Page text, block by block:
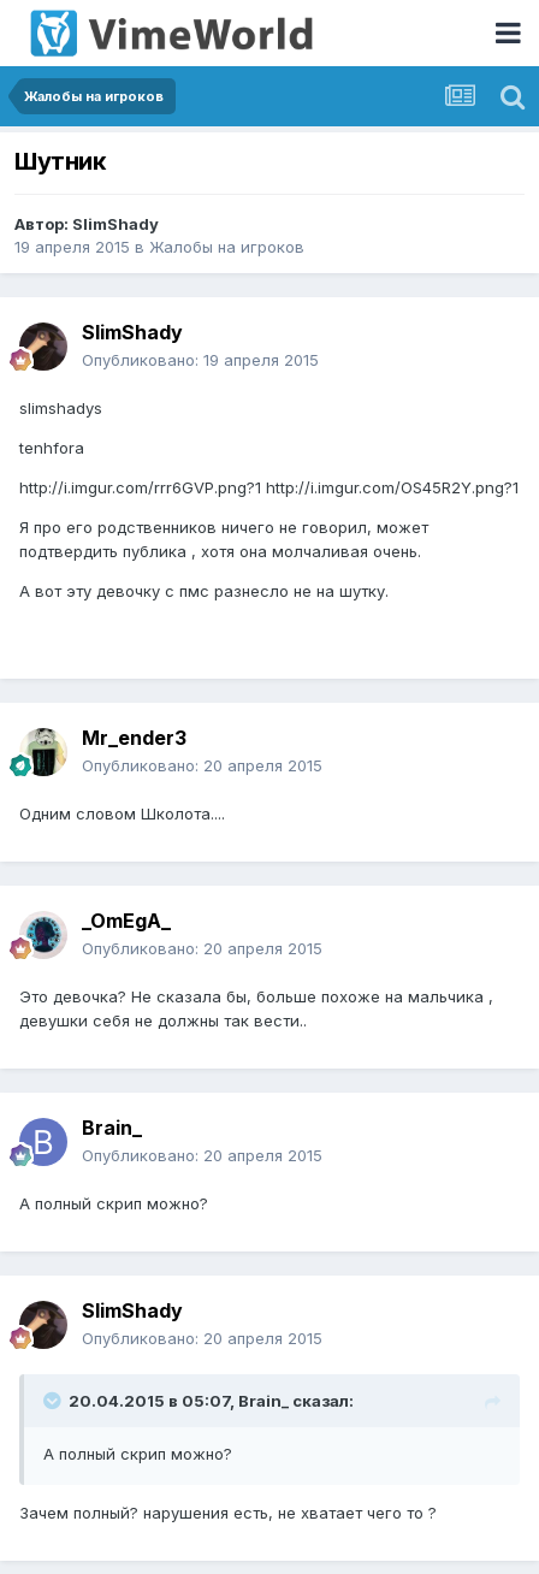
Жалобы на игроков
Шутник
Автор: SlimShady
19 апреля 2015 в Жалобы на игроков
SlimShady
Опубликовано: 19 апреля 2015
slimshadys
tenhfora
http://i.imgur.com/rrr6GVP.png?1 http://i.imgur.com/OS45R2Y.png?1
Я про его родственников ничего не говорил, может
подтвердить публика , хотя она молчаливая очень.
А вот эту девочку с пмс разнесло не на шутку.
Mr_ender3
Опубликовано: 20 апреля 2015
Одним словом Школота....
_OmEgA_
Опубликовано: 20 апреля 2015
Это девочка? Не сказала бы, больше похоже на мальчика ,
девушки себя не должны так вести..
Brain_
Опубликовано: 20 апреля 2015
А полный скрип можно?
SlimShady
Опубликовано: 20 апреля 2015
20.04.2015 в 05:07, Brain_ сказал:
А полный скрип можно?
Зачем полный? нарушения есть, не хватает чего то ?